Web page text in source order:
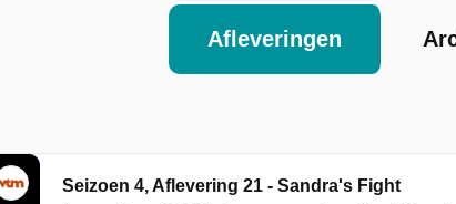
Afleveringen
Seizoen 4, Aflevering 21 - Sandra's Fight